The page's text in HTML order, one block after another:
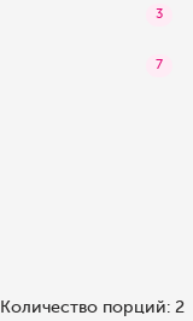
3
7
Количество порций: 2